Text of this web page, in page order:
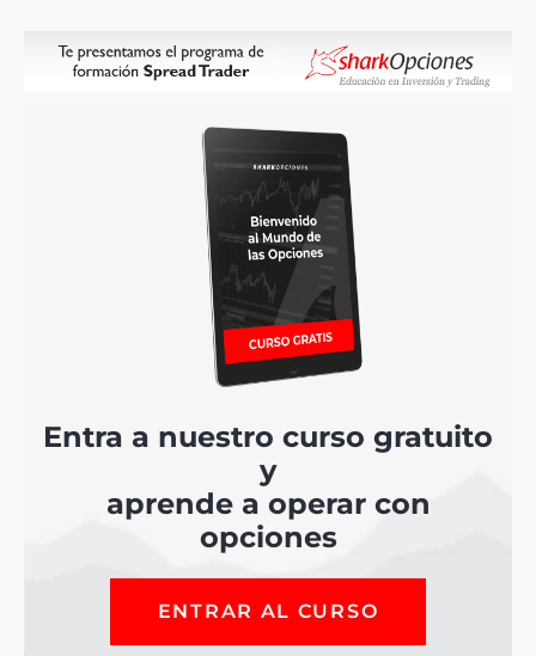
Entra a nuestro curso gratuito
y
aprende a operar con
opciones
ENTRAR AL CURSO